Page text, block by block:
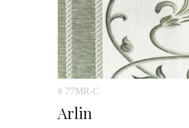
# 77MR-C
Arlin